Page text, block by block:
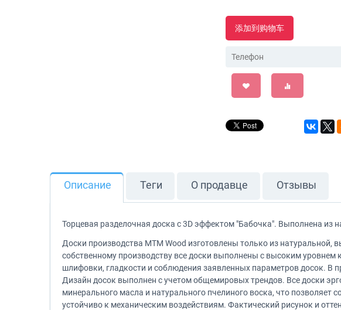
添加到购物车
Описание Теги О продавце Отзывы
Торцевая разделочная доска с 3D эффектом "Бабочка". Выполнена из
Доски производства MTM Wood изготовлены только из натуральной,
собственному производству все доски выполнены с высоким
шлифовки, гладкости и соблюдения заявленных параметров досок. В
Дизайн досок выполнен с учетом общемировых трендов. Все доски
минерального масла и натурального пчелиного воска, что
устойчиво к механическим воздействиям. Фактический рисунок и